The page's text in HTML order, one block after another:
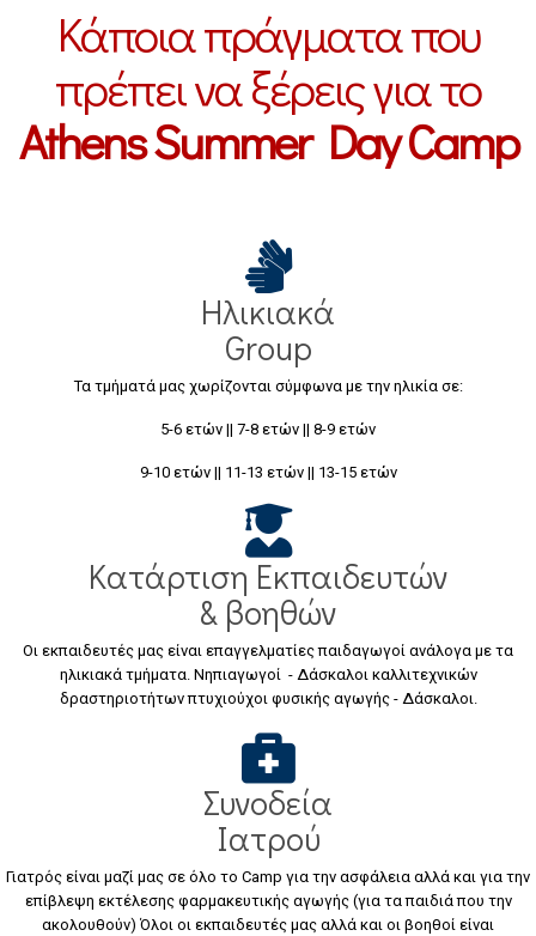
Κάποια πράγματα που
πρέπει να ξέρεις για το
Athens Summer Day Camp
Ηλικιακά
Group
Τα τμήματά μας χωρίζονται σύμφωνα με την ηλικία σε:
5-6 ετών || 7-8 ετών || 8-9 ετών
9-10 ετών || 11-13 ετών || 13-15 ετών
Κατάρτιση Εκπαιδευτών
& βοηθών
Οι εκπαιδευτές μας είναι επαγγελματίες παιδαγωγοί ανάλογα με τα
ηλικιακά τμήματα. Νηπιαγωγοί - Δάσκαλοι καλλιτεχνικών
δραστηριοτήτων πτυχιούχοι φυσικής αγωγής - Δάσκαλοι.
Συνοδεία
Ιατρού
Γιατρός είναι μαζί μας σε όλο το Camp για την ασφάλεια αλλά και για την
επίβλεψη εκτέλεσης φαρμακευτικής αγωγής (για τα παιδιά που την
ακολουθούν) Όλοι οι εκπαιδευτές μας αλλά και οι βοηθοί είναι